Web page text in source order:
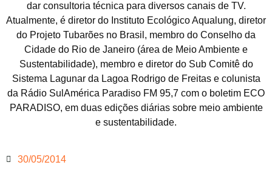
dar consultoria técnica para diversos canais de TV.
Atualmente, é diretor do Instituto Ecológico Aqualung, diretor
do Projeto Tubarões no Brasil, membro do Conselho da
Cidade do Rio de Janeiro (área de Meio Ambiente e
Sustentabilidade), membro e diretor do Sub Comitê do
Sistema Lagunar da Lagoa Rodrigo de Freitas e colunista
da Rádio SulAmérica Paradiso FM 95,7 com o boletim ECO
PARADISO, em duas edições diárias sobre meio ambiente
e sustentabilidade.
30/05/2014